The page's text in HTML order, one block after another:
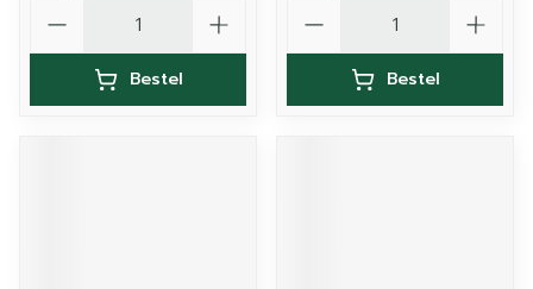
Bestel Bestel